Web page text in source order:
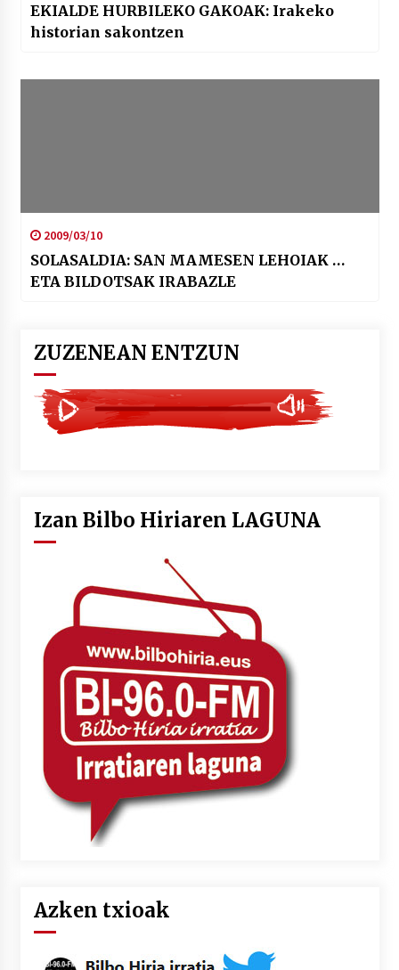
EKIALDE HURBILEKO GAKOAK: Irakeko
historian sakontzen
2009/03/10
SOLASALDIA: SAN MAMESEN LEHOIAK …
ETA BILDOTSAK IRABAZLE
ZUZENEAN ENTZUN
Izan Bilbo Hiriaren LAGUNA
Azken txioak